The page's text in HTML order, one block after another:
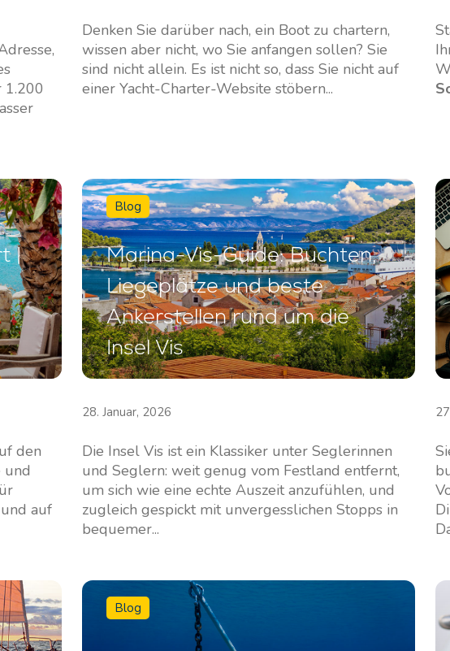
1.200
Denken Sie darüber nach, ein Boot zu chartern,
wissen aber nicht, wo Sie anfangen sollen? Sie
sind nicht allein. Es ist nicht so, dass Sie nicht auf
einer Yacht-Charter-Website stöbern...
|
den
und
auf
Blog
Marina-Vis-Guide: Buchten,
Liegeplätze und beste
Ankerstellen rund um die
Insel Vis
28. Januar, 2026
Die Insel Vis ist ein Klassiker unter Seglerinnen
und Seglern: weit genug vom Festland entfernt,
um sich wie eine echte Auszeit anzufühlen, und
zugleich gespickt mit unvergesslichen Stopps in
bequemer...
Blog
Dienstleistungen
Bareboat Yachtcharter
Yachtcharter mit Skipper
Yachtcharter mit Crew
Flotillen Yachtcharter
Yacht-Investition
Fernsegelassistent
Charter
Destinations
Segelregion Zadar
Biograd na Moru
Segelregion Šibenik
Vodice
Rogoznica
Segelregion Split
Trogir
Segelregion Kvarner